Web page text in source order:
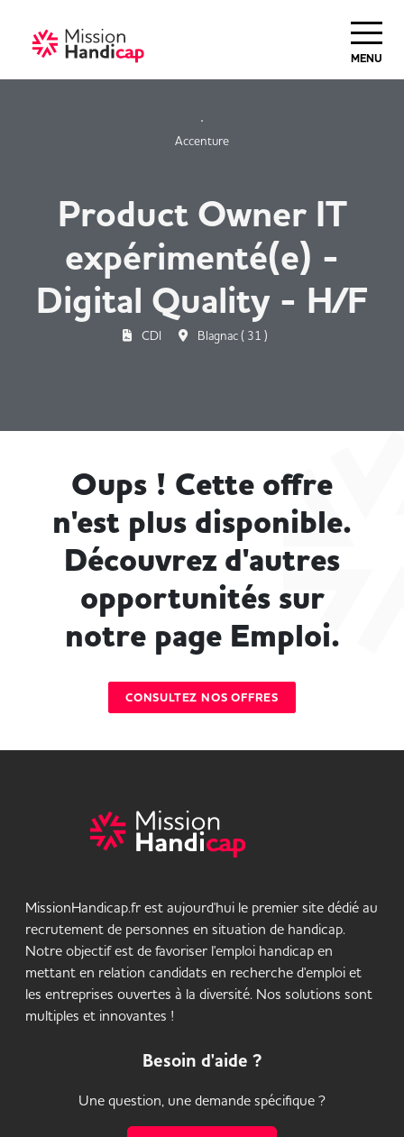
MENU
Accenture
Product Owner IT
expérimenté(e) -
Digital Quality - H/F
CDI Blagnac ( 31 )
Oups ! Cette offre
n'est plus disponible.
Découvrez d'autres
opportunités sur
notre page Emploi.
CONSULTEZ NOS OFFRES
MissionHandicap.fr est aujourd'hui le premier site dédié au
recrutement de personnes en situation de handicap.
Notre objectif est de favoriser l'emploi handicap en
mettant en relation candidats en recherche d'emploi et
les entreprises ouvertes à la diversité. Nos solutions sont
multiples et innovantes !
Besoin d'aide ?
Une question, une demande spécifique ?